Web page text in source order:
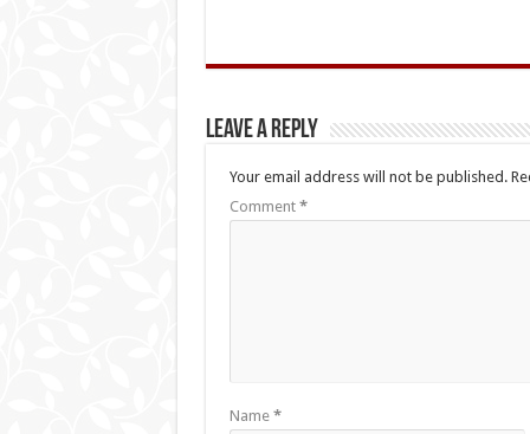
Leave a Reply
Your email address will not be published.
Comment *
Name *